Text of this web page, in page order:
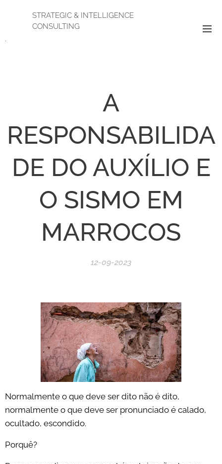
STRATEGIC & INTELLIGENCE
CONSULTING
.
A
RESPONSABILIDA
DE DO AUXÍLIO E
O SISMO EM
MARROCOS
12-09-2023
Normalmente o que deve ser dito não é dito,
normalmente o que deve ser pronunciado é calado,
ocultado, escondido.
Porquê?